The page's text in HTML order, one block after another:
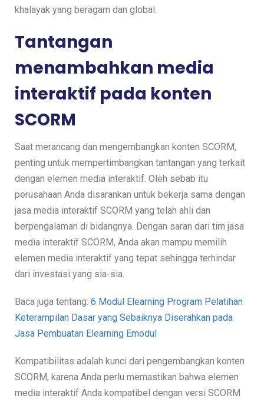
khalayak yang beragam dan global.
Tantangan
menambahkan media
interaktif pada konten
SCORM
Saat merancang dan mengembangkan konten SCORM,
penting untuk mempertimbangkan tantangan yang terkait
dengan elemen media interaktif. Oleh sebab itu
perusahaan Anda disarankan untuk bekerja sama dengan
jasa media interaktif SCORM yang telah ahli dan
berpengalaman di bidangnya. Dengan saran dari tim jasa
media interaktif SCORM, Anda akan mampu memilih
elemen media interaktif yang tepat sehingga terhindar
dari investasi yang sia-sia.
Baca juga tentang: 6 Modul Elearning Program Pelatihan
Keterampilan Dasar yang Sebaiknya Diserahkan pada
Jasa Pembuatan Elearning Emodul
Kompatibilitas adalah kunci dari pengembangkan konten
SCORM, karena Anda perlu memastikan bahwa elemen
media interaktif Anda kompatibel dengan versi SCORM